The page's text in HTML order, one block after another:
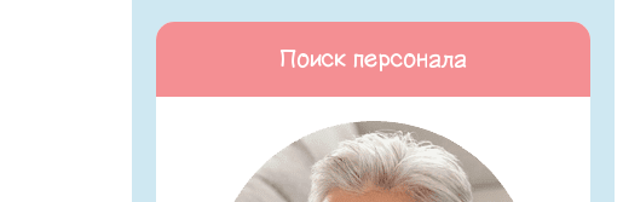
Поиск персонала